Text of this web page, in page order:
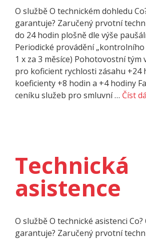
O službě O technickém dohledu
garantuje? Zaručený prvotní
do 24 hodin plošně dle výše
Periodické provádění „kontrolního
1 x za 3 měsíce) Pohotovostní tým
pro koficient rychlosti zásahu +24
koeficienty +8 hodin a +4 hodiny
ceníku služeb pro smluvní … Číst
Technická
asistence
O službě O technické asistenci Co?
garantuje? Zaručený prvotní